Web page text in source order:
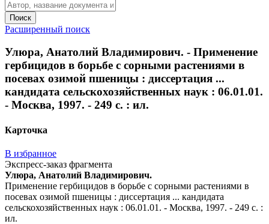
Поиск
Расширенный поиск
Улюра, Анатолий Владимирович. - Применение
гербицидов в борьбе с сорными растениями в
посевах озимой пшеницы : диссертация ...
кандидата сельскохозяйственных наук : 06.01.01.
- Москва, 1997. - 249 с. : ил.
Карточка
В избранное
Экспресс-заказ фрагмента
Улюра, Анатолий Владимирович.
Применение гербицидов в борьбе с сорными растениями в
посевах озимой пшеницы : диссертация ... кандидата
сельскохозяйственных наук : 06.01.01. - Москва, 1997. - 249 с. :
ил.